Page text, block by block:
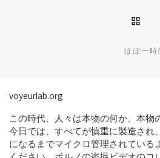
ほぼ一
voyeurlab.org
この時代、人々は本物の何か、本物
今日では、すべてが慎重に製造され
になるまでマイクロ管理されている